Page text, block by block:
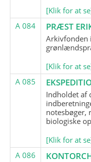
[Klik for at
A 084
PRÆST
Arkivfonden
[Klik for at
A 085
Indholdet af
notesbøger,
biologiske
[Klik for at
A 086